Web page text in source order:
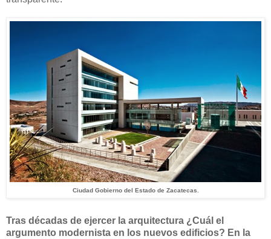
Ciudad Gobierno del Estado de Zacatecas.
Tras décadas de ejercer la arquitectura ¿Cuál el
argumento modernista en los nuevos edificios? En la